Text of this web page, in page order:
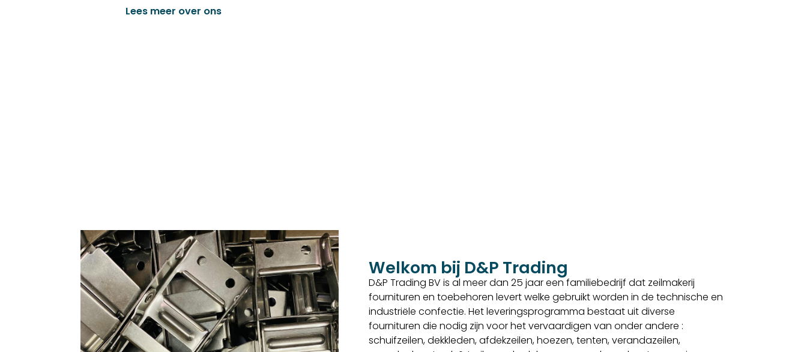
Lees meer over ons
Welkom bij D&P Trading
D&P Trading BV is al meer dan 25 jaar een familiebedrijf dat zeilmakerij
fournituren en toebehoren levert welke gebruikt worden in de technische en
industriële confectie. Het leveringsprogramma bestaat uit diverse
fournituren die nodig zijn voor het vervaardigen van onder andere :
schuifzeilen, dekkleden, afdekzeilen, hoezen, tenten, verandazeilen,